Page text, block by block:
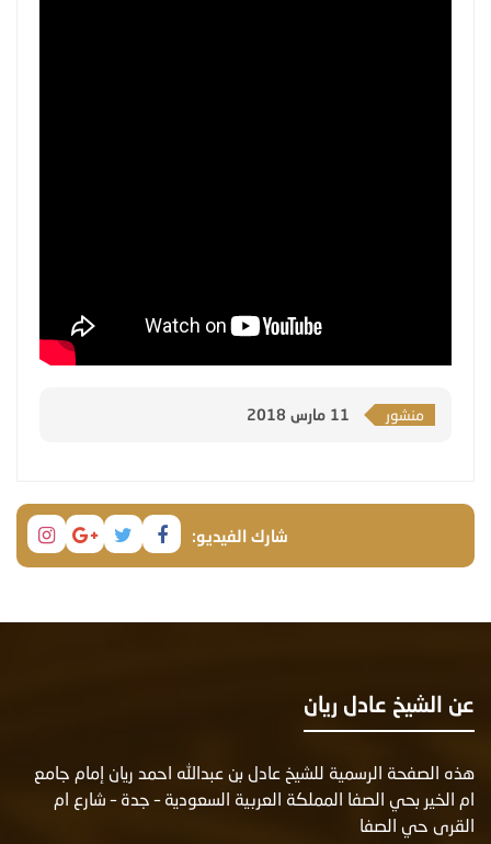
منشور 11 مارس 2018
شارك الفيديو:
عن الشيخ عادل ريان
هذه الصفحة الرسمية للشيخ عادل بن عبدالله احمد ريان إمام جامع
ام الخير بحي الصفا المملكة العربية السعودية – جدة – شارع ام
القرى حي الصفا